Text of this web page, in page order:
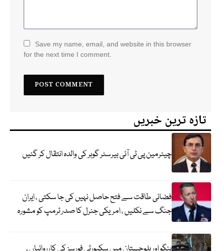
Save my name, email, and website in this browser
for the next time I comment.
تازہ ترین خبریں
چیئرمین پی ٹی آئی بیرسٹر گوہر کی والدہ انتقال کر گئیں
فضائی طاقت سے فتح حاصل نہیں کی جا سکتی ، ایران
جنگ سے نکلیں ، امریکی جنرل کا صدر ٹرمپ کو مشورہ